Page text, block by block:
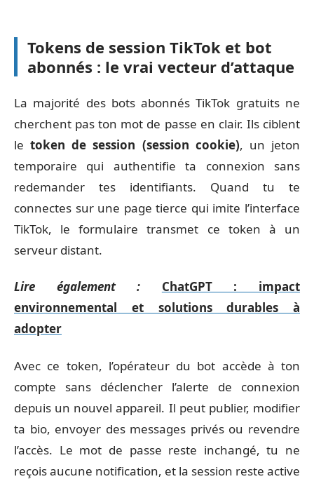
Tokens de session TikTok et bot
abonnés : le vrai vecteur d’attaque
La majorité des bots abonnés TikTok gratuits ne
cherchent pas ton mot de passe en clair. Ils ciblent
letoken de session (session cookie), un jeton
temporaire qui authentifie ta connexion sans
redemander tes identifiants. Quand tu te
connectes sur une page tierce qui imite l’interface
TikTok, le formulaire transmet ce token à un
serveur distant.
Lire également :
ChatGPT : impact
environnemental et solutions durables à
adopter
Avec ce token, l’opérateur du bot accède à ton
compte sans déclencher l’alerte de connexion
depuis un nouvel appareil. Il peut publier, modifier
ta bio, envoyer des messages privés ou revendre
l’accès. Le mot de passe reste inchangé, tu ne
reçois aucune notification, et la session reste active